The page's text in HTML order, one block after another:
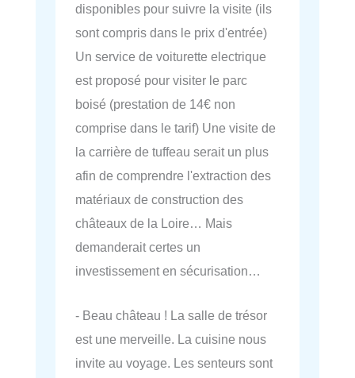
disponibles pour suivre la visite (ils
sont compris dans le prix d'entrée)
Un service de voiturette electrique
est proposé pour visiter le parc
boisé (prestation de 14€ non
comprise dans le tarif) Une visite de
la carrière de tuffeau serait un plus
afin de comprendre l'extraction des
matériaux de construction des
châteaux de la Loire… Mais
demanderait certes un
investissement en sécurisation…
- Beau château ! La salle de trésor
est une merveille. La cuisine nous
invite au voyage. Les senteurs sont